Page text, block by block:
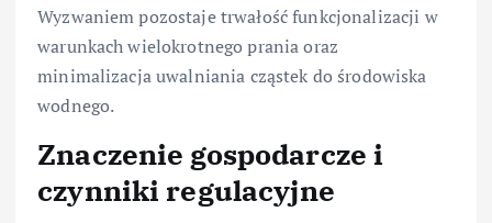
Wyzwaniem pozostaje trwałość funkcjonalizacji w
warunkach wielokrotnego prania oraz
minimalizacja uwalniania cząstek do środowiska
wodnego.
Znaczenie gospodarcze i
czynniki regulacyjne